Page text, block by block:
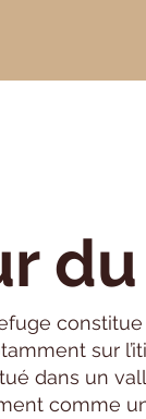
sur
dans un
comme